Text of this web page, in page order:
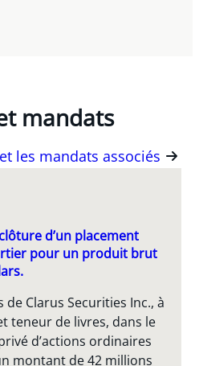
mandats
les mandats associés
d’un placement
pour un produit brut
Clarus Securities Inc., à
teneur de livres, dans le
d’actions ordinaires
montant de 42 millions